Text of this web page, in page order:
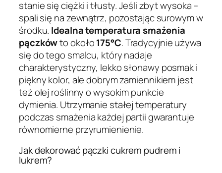
stanie się ciężki i tłusty. Jeśli zbyt wysoka –
spali się na zewnątrz, pozostając surowym w
środku. Idealna temperatura smażenia
pączkówto około175°C. Tradycyjnie używa
się do tego smalcu, który nadaje
charakterystyczny, lekko słonawy posmak i
piękny kolor, ale dobrym zamiennikiem jest
też olej roślinny o wysokim punkcie
dymienia. Utrzymanie stałej temperatury
podczas smażenia każdej partii gwarantuje
równomierne przyrumienienie.
Jak dekorować pączki cukrem pudrem i
lukrem?